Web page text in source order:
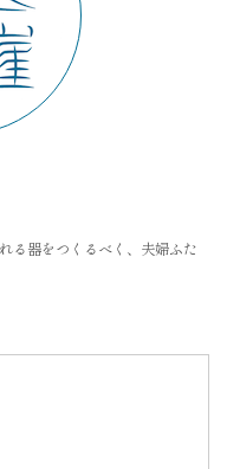
る器をつくるべく、夫婦ふた